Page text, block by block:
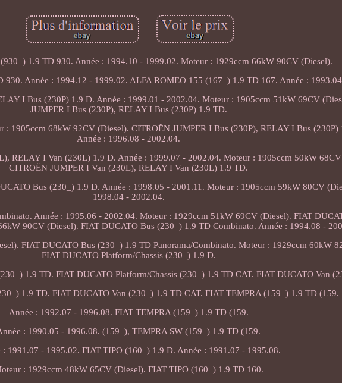
1.9 TD 930. Année : 1994.10 - 1999.02. Moteur : 1929ccm 66kW 90CV (Diesel).
930. Année : 1994.12 - 1999.02. ALFA ROMEO 155 (167_) 1.9 TD 167. Année :
I Bus (230P) 1.9 D. Année : 1999.01 - 2002.04. Moteur : 1905ccm 51kW 69CV
JUMPER I Bus (230P), RELAY I Bus (230P) 1.9 TD.
: 1905ccm 68kW 92CV (Diesel). CITROËN JUMPER I Bus (230P), RELAY I Bus (230P)
Année : 1996.08 - 2002.04.
RELAY I Van (230L) 1.9 D. Année : 1999.07 - 2002.04. Moteur : 1905ccm 50kW
CITROËN JUMPER I Van (230L), RELAY I Van (230L) 1.9 TD.
Bus (230_) 1.9 D. Année : 1998.05 - 2001.11. Moteur : 1905ccm 59kW 80CV
1998.04 - 2002.04.
Année : 1995.06 - 2002.04. Moteur : 1929ccm 51kW 69CV (Diesel). FIAT
90CV (Diesel). FIAT DUCATO Bus (230_) 1.9 TD Combinato. Année : 1994.08 -
FIAT DUCATO Bus (230_) 1.9 TD Panorama/Combinato. Moteur : 1929ccm 60kW
FIAT DUCATO Platform/Chassis (230_) 1.9 D.
1.9 TD. FIAT DUCATO Platform/Chassis (230_) 1.9 TD CAT. FIAT DUCATO Van
1.9 TD. FIAT DUCATO Van (230_) 1.9 TD CAT. FIAT TEMPRA (159_) 1.9 TD (159.
Année : 1992.07 - 1996.08. FIAT TEMPRA (159_) 1.9 TD (159.
: 1990.05 - 1996.08. (159_), TEMPRA SW (159_) 1.9 TD (159.
: 1991.07 - 1995.02. FIAT TIPO (160_) 1.9 D. Année : 1991.07 - 1995.08.
: 1929ccm 48kW 65CV (Diesel). FIAT TIPO (160_) 1.9 TD 160.